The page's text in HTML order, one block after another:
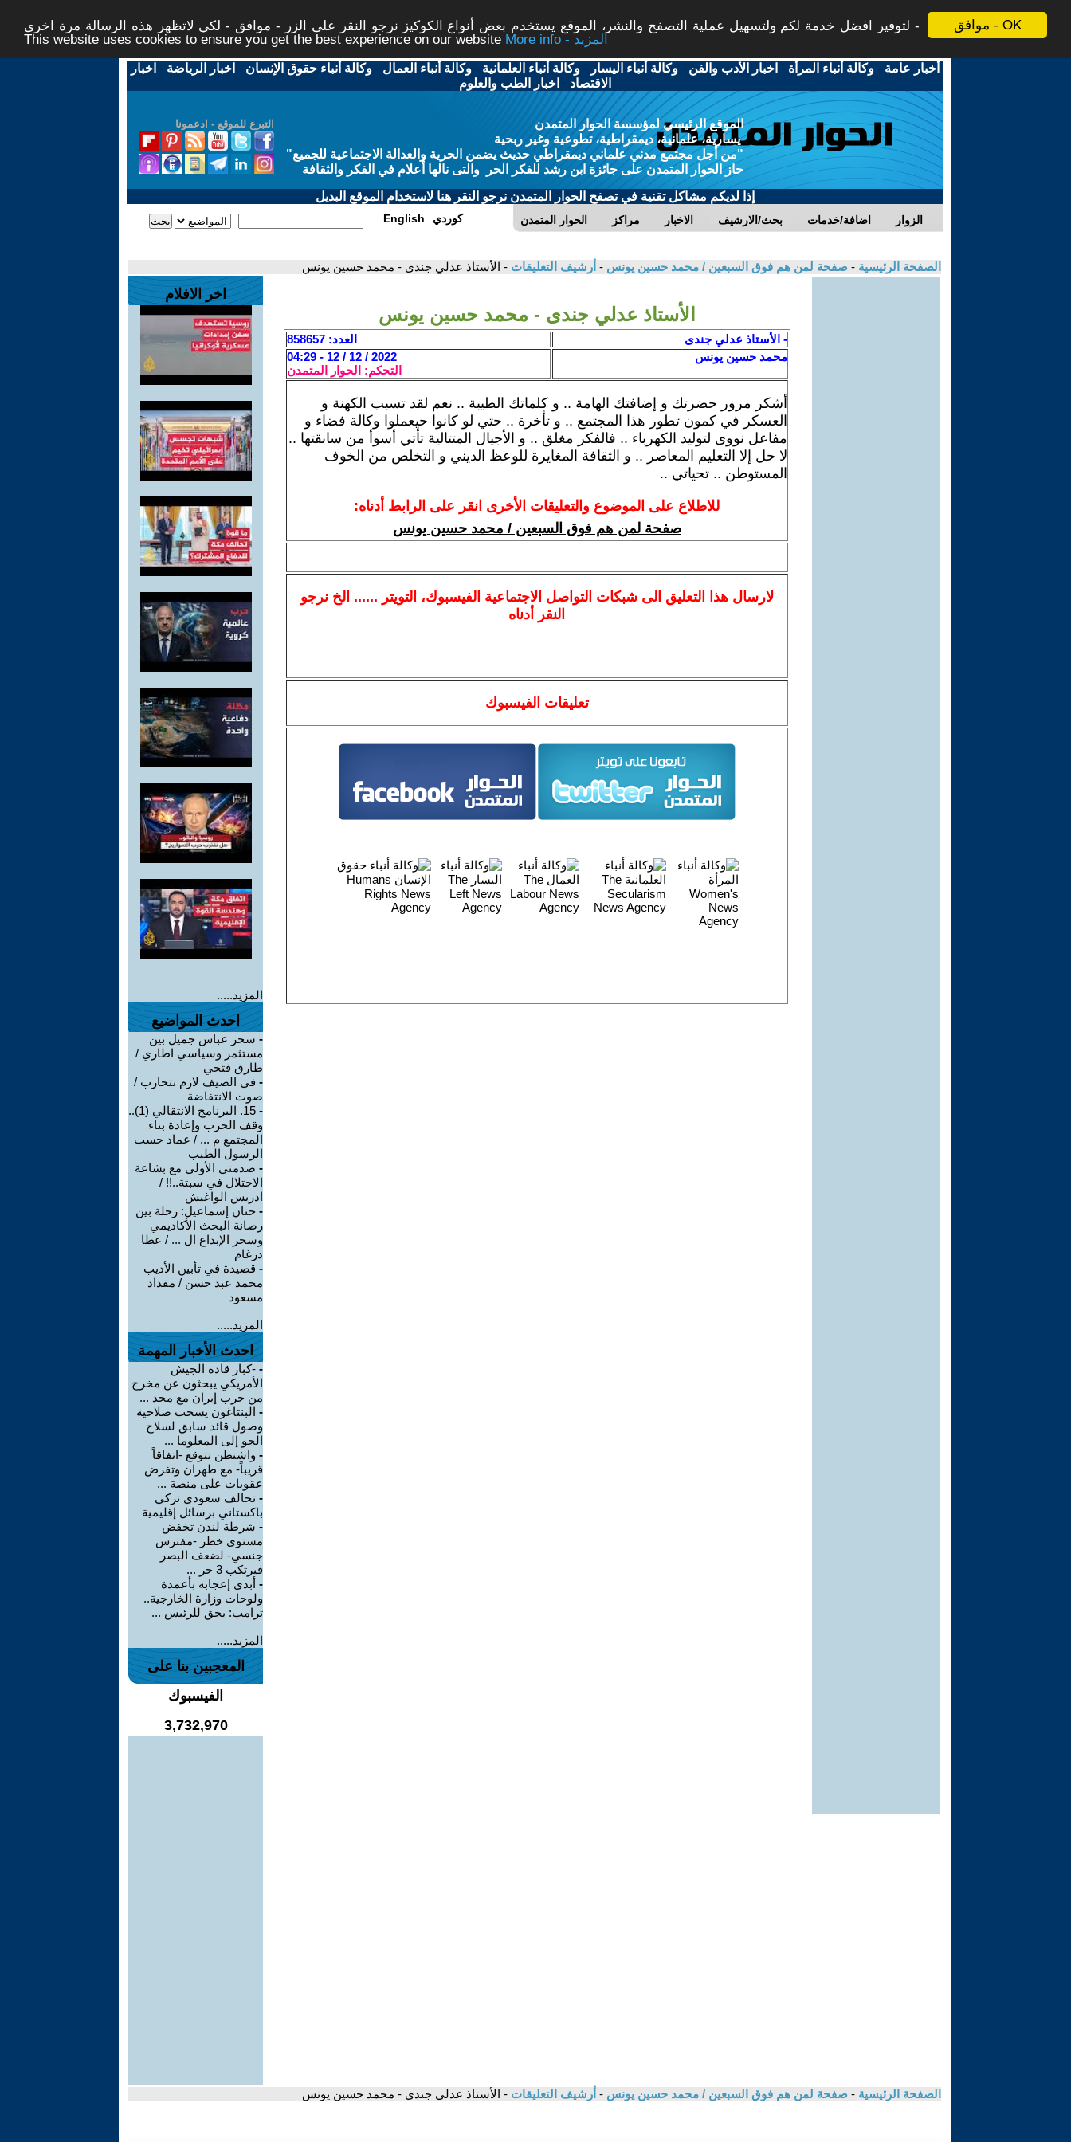
موافق - OK
لتوفير افضل خدمة لكم ولتسهيل عملية التصفح والنشر، الموقع يستخدم بعض أنواع الكوكيز نرجو النقر على الزر - موافق - لكي لاتظهر هذه الرسالة مرة اخرى -
This website uses cookies to ensure you get the best experience on our website
More info - المزيد
أخبار عامة -وكالة أنباء المرأة - اخبار الأدب والفن -وكالة أنباء اليسار -وكالة أنباء العلمانية -وكالة أنباء العمال -وكالة أنباء حقوق الإنسان - اخبار الرياضة - اخبار
الاقتصاد - اخبار الطب والعلوم
التبرع للموقع - ادعمونا
الموقع الرئيسي لمؤسسة الحوار المتمدن
يسارية، علمانية، ديمقراطية، تطوعية وغير ربحية
"من أجل مجتمع مدني علماني ديمقراطي حديث يضمن الحرية والعدالة الاجتماعية للجميع"
حاز الحوار المتمدن على جائزة ابن رشد للفكر الحر والتى نالها أعلام في الفكر والثقافة
إذا لديكم مشاكل تقنية في تصفح الحوار المتمدن نرجو النقر هنا لاستخدام الموقع البديل
الحوار المتمدن مراكز الاخبار بحث/الارشيف اضافة/خدمات الزوار English كوردي
الصفحة الرئيسية - صفحة لمن هم فوق السبعين / محمد حسين يونس - أرشيف التعليقات - الأستاذ عدلي جندى - محمد حسين يونس
الأستاذ عدلي جندى - محمد حسين يونس
- الأستاذ عدلي جندى
العدد: 858657
محمد حسين يونس
2022 / 12 / 12 - 04:29
التحكم: الحوار المتمدن
أشكر مرور حضرتك و إضافتك الهامة .. و كلماتك الطيبة .. نعم لقد تسبب الكهنة و
العسكر في كمون تطور هذا المجتمع .. و تأخرة .. حتي لو كانوا حيعملوا وكالة فضاء و
مفاعل نووى لتوليد الكهرباء .. فالفكر مغلق .. و الأجيال المتتالية تأتي أسوأ من سابقتها ..
لا حل إلا التعليم المعاصر .. و الثقافة المغايرة للوعظ الديني و التخلص من الخوف
المستوطن .. تحياتي ..
للاطلاع على الموضوع والتعليقات الأخرى انقر على الرابط أدناه:
صفحة لمن هم فوق السبعين / محمد حسين يونس
لارسالهذا التعليق الى شبكات التواصل الاجتماعية الفيسبوك، التويتر ...... الخ نرجو
النقر أدناه
تعليقات الفيسبوك
اخر الافلام
المزيد.....
احدث المواضيع
- سحر عباس جميل بين
مستثمر وسياسي اطاري /
طارق فتحي
- في الصيف لازم نتحارب /
صوت الانتفاضة
-
15. البرنامج الانتقالي (1)..
وقف الحرب وإعادة بناء
المجتمع م ... / عماد حسب
الرسول الطيب
- صدمتي الأولى مع بشاعة
الاحتلال في سبتة..!! /
ادريس الواغيش
- حنان إسماعيل: رحلة بين
رصانة البحث الأكاديمي
وسحر الإبداع ال ... / عطا
درغام
- قصيدة في تأبين الأديب
محمد عبد حسن / مقداد
مسعود
المزيد.....
احدث الأخبار المهمة
- -كبار قادة الجيش
الأمريكي يبحثون عن مخرج
من حرب إيران مع محد ...
- البنتاغون يسحب صلاحية
وصول قائد سابق لسلاح
الجو إلى المعلوما ...
- واشنطن تتوقع -اتفاقاً
قريباً- مع طهران وتفرض
عقوبات على منصة ...
- تحالف سعودي تركي
باكستاني برسائل إقليمية
- شرطة لندن تخفض
مستوى خطر -مفترس
جنسي- لضعف البصر
فيرتكب 3 جر ...
- أبدى إعجابه بأعمدة
ولوحات وزارة الخارجية..
ترامب: يحق للرئيس ...
المزيد.....
المعجبين بنا على
الفيسبوك
3,732,970
الصفحة الرئيسية - صفحة لمن هم فوق السبعين / محمد حسين يونس - أرشيف التعليقات - الأستاذ عدلي جندى - محمد حسين يونس